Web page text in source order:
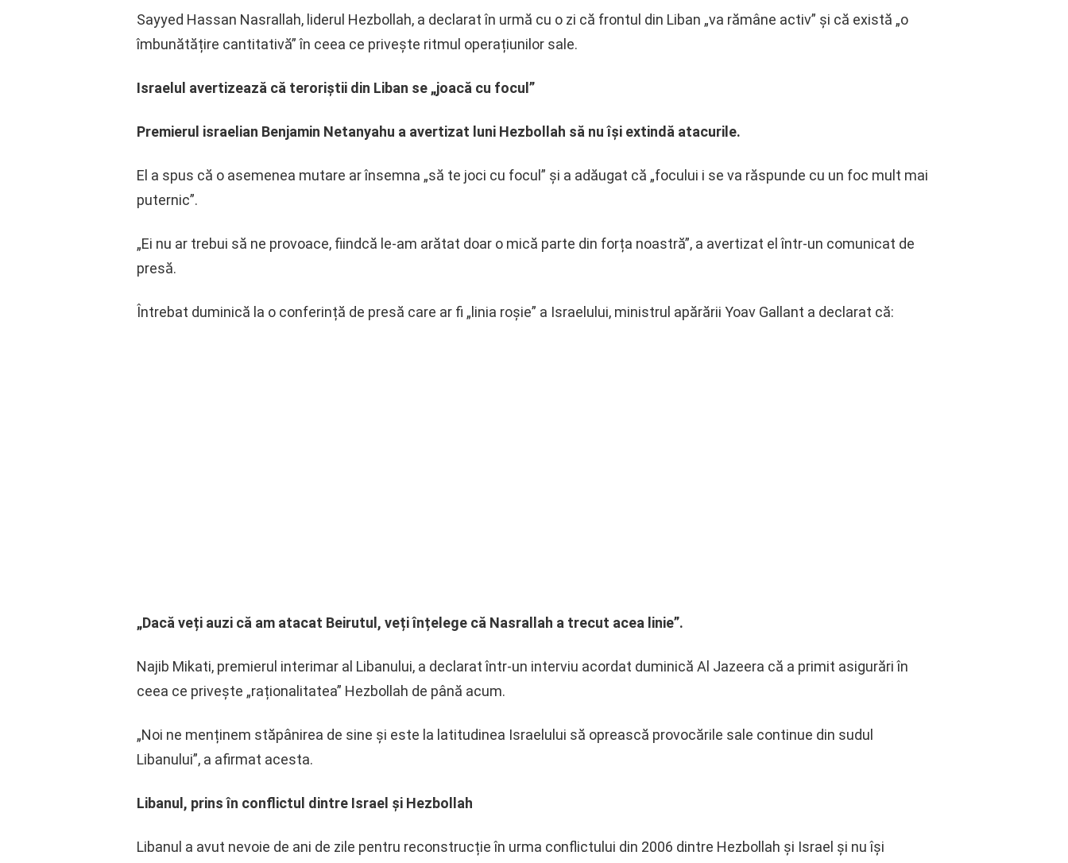
Sayyed Hassan Nasrallah, liderul Hezbollah, a declarat în urmă cu o zi că frontul din Liban „va rămâne activ” și că există „o
îmbunătățire cantitativă” în ceea ce privește ritmul operațiunilor sale.
Israelul avertizează că teroriștii din Liban se „joacă cu focul”
Premierul israelian Benjamin Netanyahu a avertizat luni Hezbollah să nu își extindă atacurile.
El a spus că o asemenea mutare ar însemna „să te joci cu focul” și a adăugat că „focului i se va răspunde cu un foc mult mai
puternic”.
„Ei nu ar trebui să ne provoace, fiindcă le-am arătat doar o mică parte din forța noastră”, a avertizat el într-un comunicat de
presă.
Întrebat duminică la o conferință de presă care ar fi „linia roșie” a Israelului, ministrul apărării Yoav Gallant a declarat că:
„Dacă veți auzi că am atacat Beirutul, veți înțelege că Nasrallah a trecut acea linie”.
Najib Mikati, premierul interimar al Libanului, a declarat într-un interviu acordat duminică Al Jazeera că a primit asigurări în
ceea ce privește „raționalitatea” Hezbollah de până acum.
„Noi ne menținem stăpânirea de sine și este la latitudinea Israelului să oprească provocările sale continue din sudul
Libanului”, a afirmat acesta.
Libanul, prins în conflictul dintre Israel și Hezbollah
Libanul a avut nevoie de ani de zile pentru reconstrucție în urma conflictului din 2006 dintre Hezbollah și Israel și nu își